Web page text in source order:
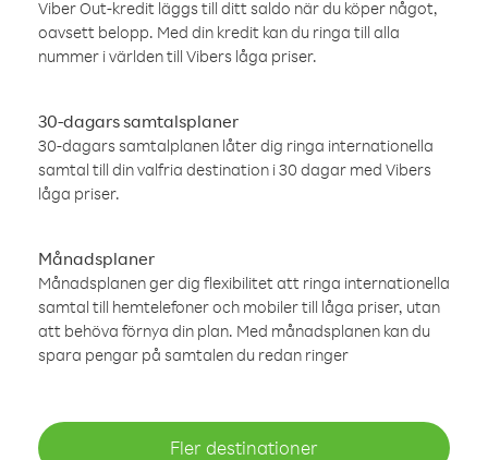
Viber Out-kredit läggs till ditt saldo när du köper något,
oavsett belopp. Med din kredit kan du ringa till alla
nummer i världen till Vibers låga priser.
30-dagars samtalsplaner
30-dagars samtalplanen låter dig ringa internationella
samtal till din valfria destination i 30 dagar med Vibers
låga priser.
Månadsplaner
Månadsplanen ger dig flexibilitet att ringa internationella
samtal till hemtelefoner och mobiler till låga priser, utan
att behöva förnya din plan. Med månadsplanen kan du
spara pengar på samtalen du redan ringer
Fler destinationer